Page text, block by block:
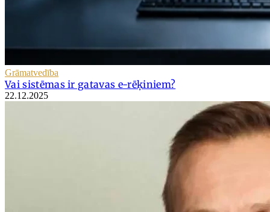
Grāmatvedība
Vai sistēmas ir gatavas e-rēķiniem?
22.12.2025